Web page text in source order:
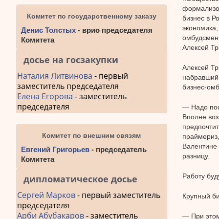
бизнес в
омбудсмен
Алексей
Алексей
бизнес-
— Надо
Вполне
Валентине
разницу.
Работу
Крупный
— При этом
Комитет по государственному заказу
Денис Толстых - врио председателя
Комитета
досье на госзакупки
Наталия Литвинова - первый
заместитель председателя
Елена Егорова - заместитель
председателя
Комитет по внешним связям
Евгений Григорьев - председатель
Комитета
дипломатическое досье
Сергей Марков- первый заместитель
председателя
Арби Абубакаров- заместитель